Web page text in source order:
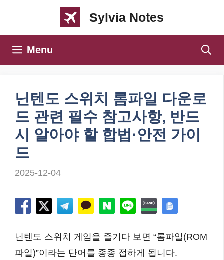
Sylvia Notes
Menu
닌텐도 스위치 롬파일 다운로
드 관련 필수 참고사항, 반드
시 알아야 할 합법·안전 가이
드
2025-12-04
닌텐도 스위치 게임을 즐기다 보면 “롬파일(ROM
파일)”이라는 단어를 종종 접하게 됩니다.